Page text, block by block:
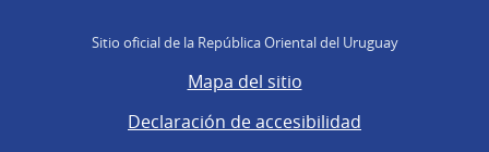
Sitio oficial de la República Oriental del Uruguay
Mapa del sitio
Declaración de accesibilidad